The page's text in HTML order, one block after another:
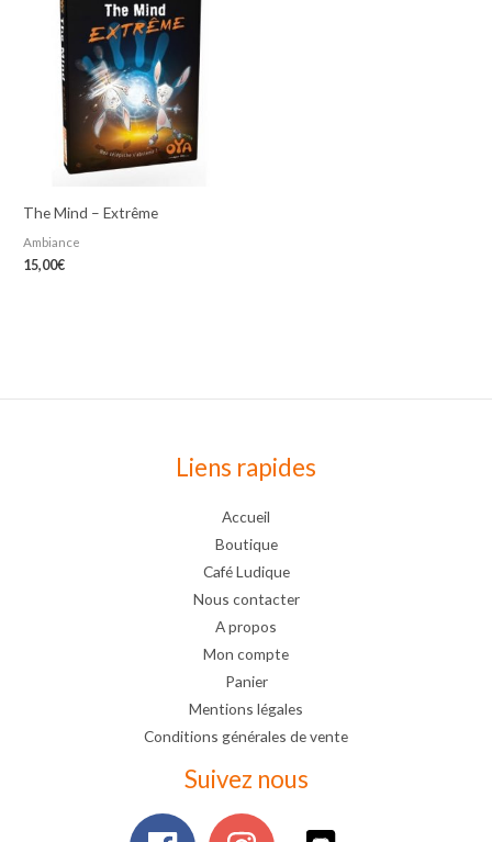
The Mind – Extrême
Ambiance
15,00€
Liens rapides
Accueil
Boutique
Café Ludique
Nous contacter
A propos
Mon compte
Panier
Mentions légales
Conditions générales de vente
Suivez nous